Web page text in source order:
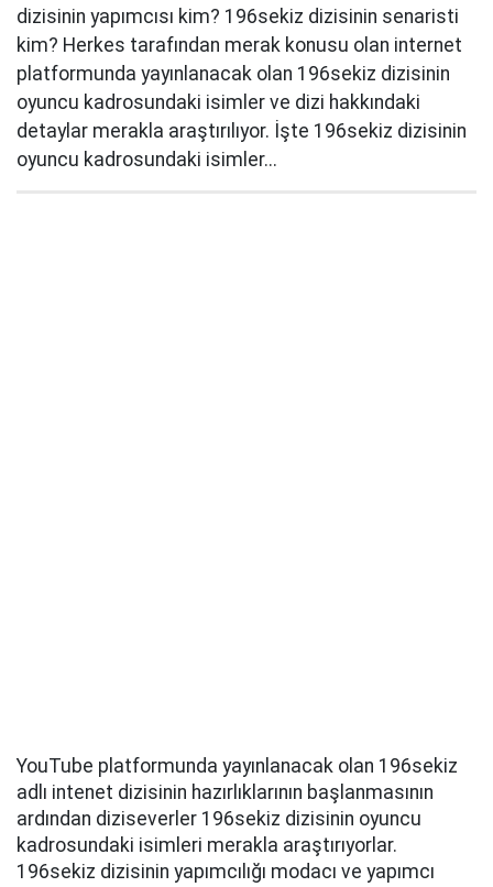
dizisinin yapımcısı kim? 196sekiz dizisinin senaristi
kim? Herkes tarafından merak konusu olan internet
platformunda yayınlanacak olan 196sekiz dizisinin
oyuncu kadrosundaki isimler ve dizi hakkındaki
detaylar merakla araştırılıyor. İşte 196sekiz dizisinin
oyuncu kadrosundaki isimler...
YouTube platformunda yayınlanacak olan 196sekiz
adlı intenet dizisinin hazırlıklarının başlanmasının
ardından diziseverler 196sekiz dizisinin oyuncu
kadrosundaki isimleri merakla araştırıyorlar.
196sekiz dizisinin yapımcılığı modacı ve yapımcı